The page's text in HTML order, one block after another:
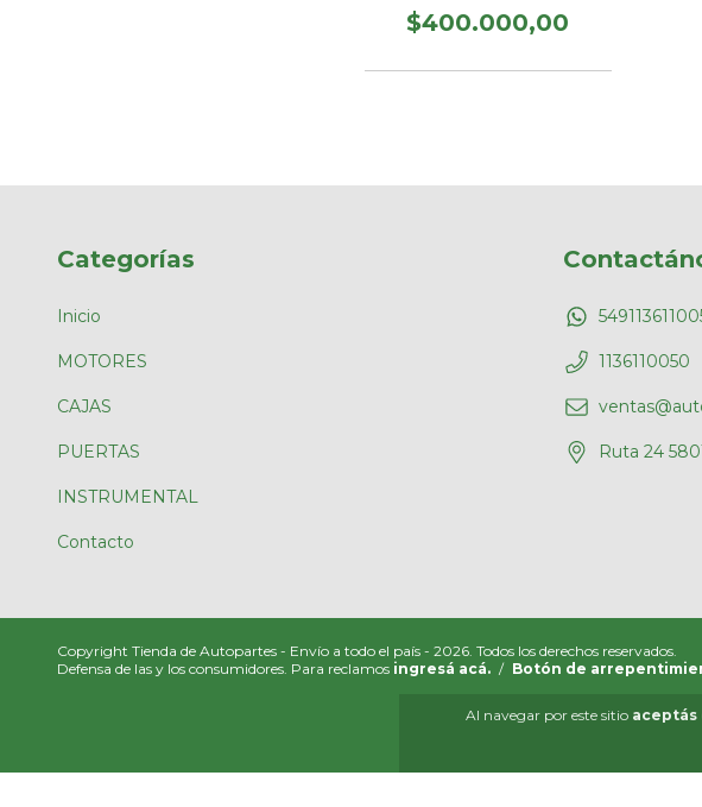
Al navegar por este sitio aceptás
$400.000,00
Categorías
Inicio
MOTORES
CAJAS
PUERTAS
INSTRUMENTAL
Contacto
1136110050
Ruta 24
Copyright Tienda de Autopartes - Envío a todo el país - 2026. Todos los derechos reservados.
Defensa de las y los consumidores. Para reclamos ingresá acá. / Botón de